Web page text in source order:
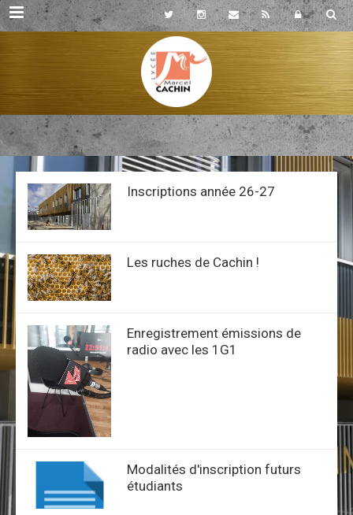
Rubriques
Inscriptions année 26-27
Les ruches de Cachin !
Enregistrement émissions de
radio avec les 1G1
Modalités d'inscription futurs
étudiants